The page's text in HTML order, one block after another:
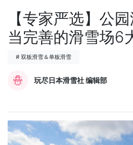
【专家严选】公
当完善的滑雪场6
# 双板滑雪＆单板滑雪
玩尽日本滑雪社 编辑部